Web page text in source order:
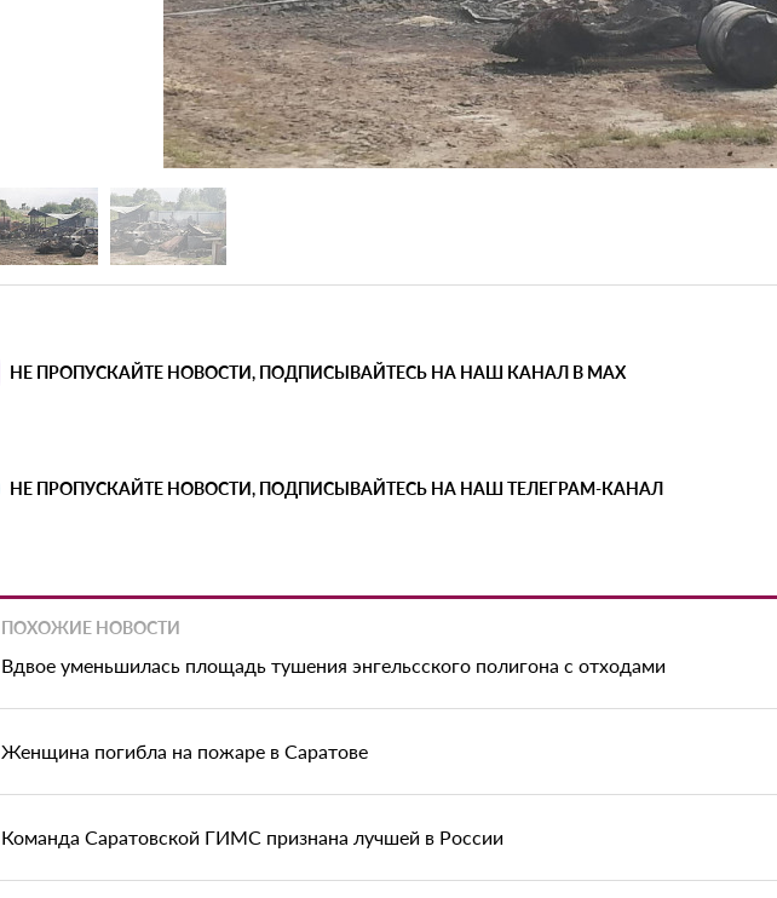
НЕ ПРОПУСКАЙТЕ НОВОСТИ, ПОДПИСЫВАЙТЕСЬ НА НАШ КАНАЛ В MAX
НЕ ПРОПУСКАЙТЕ НОВОСТИ, ПОДПИСЫВАЙТЕСЬ НА НАШ ТЕЛЕГРАМ-КАНАЛ
ПОХОЖИЕ НОВОСТИ
Вдвое уменьшилась площадь тушения энгельсского полигона с отходами
Женщина погибла на пожаре в Саратове
Команда Саратовской ГИМС признана лучшей в России